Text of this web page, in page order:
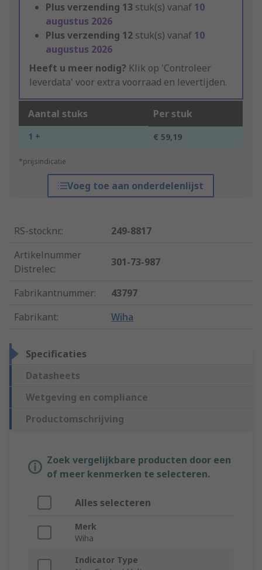
Plus verzending 13 stuk(s) vanaf 10
augustus 2026
Plus verzending 12 stuk(s) vanaf 10
augustus 2026
Heeft u meer nodig? Klik op 'Controleer
leverdata' voor extra voorraad en levertijden.
Aantal stuks Per stuk
1 + € 59,19
*prijsindicatie
Voeg toe aan onderdelenlijst
RS-stocknr.:
249-8817
Artikelnummer
Distrelec:
301-73-987
Fabrikantnummer:
43797
Fabrikant: Wiha
Specificaties
Datasheets
Wetgeving en compliance
Productomschrijving
Zoek vergelijkbare producten door een
of meer kenmerken te selecteren.
Alles selecteren
Merk
Wiha
Indicator Type